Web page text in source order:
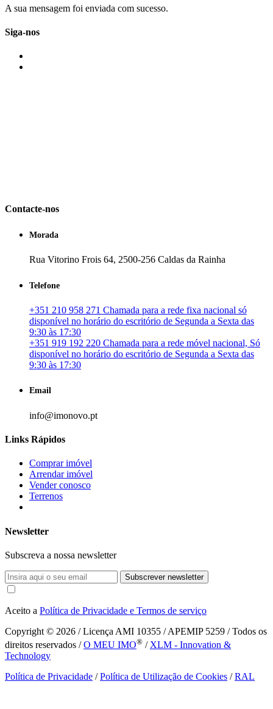
A sua mensagem foi enviada com sucesso.
Siga-nos
Contacte-nos
Morada
Rua Vitorino Frois 64, 2500-256 Caldas da Rainha
Telefone
+351 210 958 271 Chamada para a rede fixa nacional só
disponível no horário do escritório de Segunda a Sexta das
9:30 às 17:30
+351 919 192 220 Chamada para a rede móvel nacional, Só
disponível no horário do escritório de Segunda a Sexta das
9:30 às 17:30
Email
info@imonovo.pt
Links Rápidos
Comprar imóvel
Arrendar imóvel
Vender conosco
Terrenos
Newsletter
Subscreva a nossa newsletter
Subscrever newsletter
Aceito a Política de Privacidade e Termos de serviço
Copyright © 2026 / Licença AMI 10355 / APEMIP 5259 / Todos os
direitos reservados /O MEU IMO® / XLM - Innovation &
Technology
Política de Privacidade /Política de Utilização de Cookies /RAL